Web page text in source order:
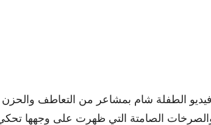
الطفلة شام بمشاعر من التعاطف والحزن
الصامتة التي ظهرت على وجهها